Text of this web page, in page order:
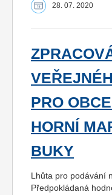
28. 07. 2020
PRO
HORNÍ
BUKY
Lhůta pro podávání
Předpokládaná